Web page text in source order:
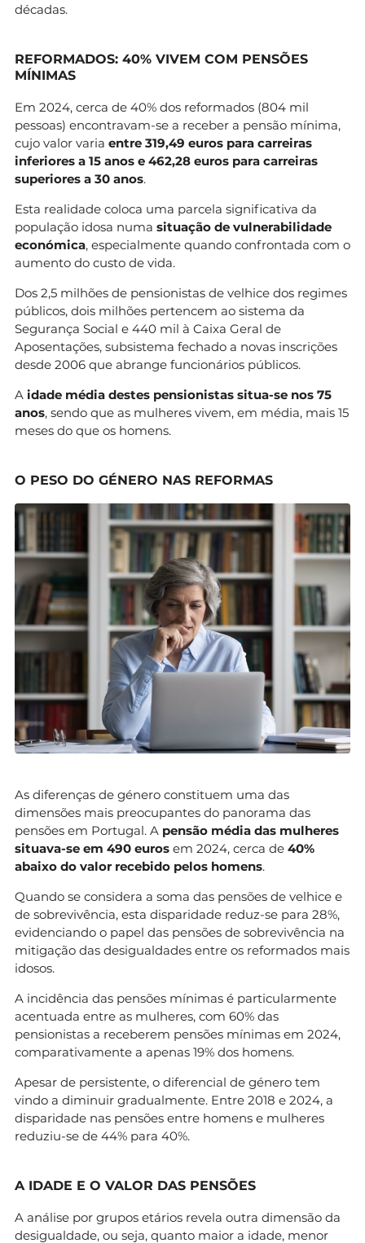
décadas.
REFORMADOS: 40% VIVEM COM PENSÕES
MÍNIMAS
Em 2024, cerca de 40% dos reformados (804 mil
pessoas) encontravam-se a receber a pensão mínima,
cujo valor varia entre 319,49 euros para carreiras
inferiores a 15 anos e 462,28 euros para carreiras
superiores a 30 anos.
Esta realidade coloca uma parcela significativa da
população idosa numa situação de vulnerabilidade
económica, especialmente quando confrontada com o
aumento do custo de vida.
Dos 2,5 milhões de pensionistas de velhice dos regimes
públicos, dois milhões pertencem ao sistema da
Segurança Social e 440 mil à Caixa Geral de
Aposentações, subsistema fechado a novas inscrições
desde 2006 que abrange funcionários públicos.
A idade média destes pensionistas situa-se nos 75
anos, sendo que as mulheres vivem, em média, mais 15
meses do que os homens.
O PESO DO GÉNERO NAS REFORMAS
As diferenças de género constituem uma das
dimensões mais preocupantes do panorama das
pensões em Portugal. A pensão média das mulheres
situava-se em 490 euros em 2024, cerca de 40%
abaixo do valor recebido pelos homens.
Quando se considera a soma das pensões de velhice e
de sobrevivência, esta disparidade reduz-se para 28%,
evidenciando o papel das pensões de sobrevivência na
mitigação das desigualdades entre os reformados mais
idosos.
A incidência das pensões mínimas é particularmente
acentuada entre as mulheres, com 60% das
pensionistas a receberem pensões mínimas em 2024,
comparativamente a apenas 19% dos homens.
Apesar de persistente, o diferencial de género tem
vindo a diminuir gradualmente. Entre 2018 e 2024, a
disparidade nas pensões entre homens e mulheres
reduziu-se de 44% para 40%.
A IDADE E O VALOR DAS PENSÕES
A análise por grupos etários revela outra dimensão da
desigualdade, ou seja, quanto maior a idade, menor